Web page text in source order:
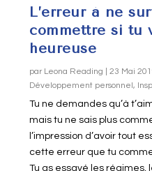
L’erreur à ne
commettre si tu
heureuse
par Leona Reading |23 Mai
Développement personnel,
Tu ne demandes qu’à
mais tu ne sais plus
l’impression d’avoir tout
cette erreur que tu
Tu as essayé les régimes,